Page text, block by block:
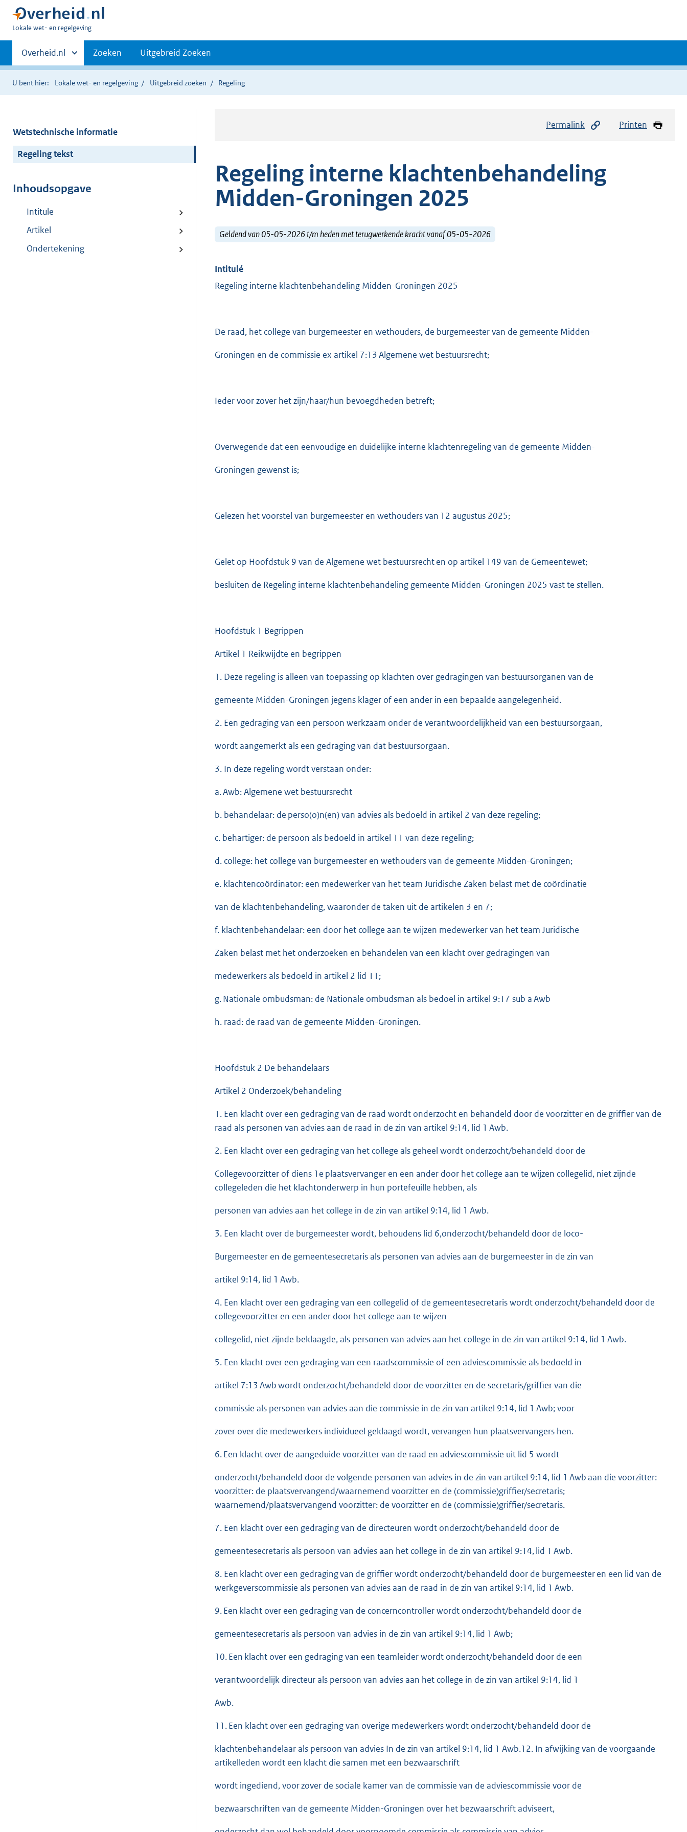
U
hier:
Lokale wet- en regelgeving
Primaire
navigatie
Andere
sites
binnen
Overheid.nl Zoeken Uitgebreid Zoeken
U bent hier: Lokale wet- en regelgeving Uitgebreid zoeken Regeling
Wetstechnische informatie
Regeling tekst
Inhoudsopgave
Intitule
Artikel
Ondertekening
Permalink Printen
Regeling interne klachtenbehandeling
Midden-Groningen 2025
Geldend van 05-05-2026 t/m heden met terugwerkende kracht vanaf 05-05-2026
Intitulé
Regeling interne klachtenbehandeling Midden-Groningen 2025
De raad, het college van burgemeester en wethouders, de burgemeester van de gemeente Midden-
Groningen en de commissie ex artikel 7:13 Algemene wet bestuursrecht;
Ieder voor zover het zijn/haar/hun bevoegdheden betreft;
Overwegende dat een eenvoudige en duidelijke interne klachtenregeling van de gemeente Midden-
Groningen gewenst is;
Gelezen het voorstel van burgemeester en wethouders van 12 augustus 2025;
Gelet op Hoofdstuk 9 van de Algemene wet bestuursrecht en op artikel 149 van de Gemeentewet;
besluiten de Regeling interne klachtenbehandeling gemeente Midden-Groningen 2025 vast te stellen.
Hoofdstuk 1 Begrippen
Artikel 1 Reikwijdte en begrippen
1. Deze regeling is alleen van toepassing op klachten over gedragingen van bestuursorganen van de
gemeente Midden-Groningen jegens klager of een ander in een bepaalde aangelegenheid.
2. Een gedraging van een persoon werkzaam onder de verantwoordelijkheid van een bestuursorgaan,
wordt aangemerkt als een gedraging van dat bestuursorgaan.
3. In deze regeling wordt verstaan onder:
a. Awb: Algemene wet bestuursrecht
b. behandelaar: de perso(o)n(en) van advies als bedoeld in artikel 2 van deze regeling;
c. behartiger: de persoon als bedoeld in artikel 11 van deze regeling;
d. college: het college van burgemeester en wethouders van de gemeente Midden-Groningen;
e. klachtencoördinator: een medewerker van het team Juridische Zaken belast met de coördinatie
van de klachtenbehandeling, waaronder de taken uit de artikelen 3 en 7;
f. klachtenbehandelaar: een door het college aan te wijzen medewerker van het team Juridische
Zaken belast met het onderzoeken en behandelen van een klacht over gedragingen van
medewerkers als bedoeld in artikel 2 lid 11;
g. Nationale ombudsman: de Nationale ombudsman als bedoel in artikel 9:17 sub a Awb
h. raad: de raad van de gemeente Midden-Groningen.
Hoofdstuk 2 De behandelaars
Artikel 2 Onderzoek/behandeling
1. Een klacht over een gedraging van de raad wordt onderzocht en behandeld door de voorzitter en de griffier van de
raad als personen van advies aan de raad in de zin van artikel 9:14, lid 1 Awb.
2. Een klacht over een gedraging van het college als geheel wordt onderzocht/behandeld door de
Collegevoorzitter of diens 1e plaatsvervanger en een ander door het college aan te wijzen collegelid, niet zijnde
collegeleden die het klachtonderwerp in hun portefeuille hebben, als
personen van advies aan het college in de zin van artikel 9:14, lid 1 Awb.
3. Een klacht over de burgemeester wordt, behoudens lid 6,onderzocht/behandeld door de loco-
Burgemeester en de gemeentesecretaris als personen van advies aan de burgemeester in de zin van
artikel 9:14, lid 1 Awb.
4. Een klacht over een gedraging van een collegelid of de gemeentesecretaris wordt onderzocht/behandeld door de
collegevoorzitter en een ander door het college aan te wijzen
collegelid, niet zijnde beklaagde, als personen van advies aan het college in de zin van artikel 9:14, lid 1 Awb.
5. Een klacht over een gedraging van een raadscommissie of een adviescommissie als bedoeld in
artikel 7:13 Awb wordt onderzocht/behandeld door de voorzitter en de secretaris/griffier van die
commissie als personen van advies aan die commissie in de zin van artikel 9:14, lid 1 Awb; voor
zover over die medewerkers individueel geklaagd wordt, vervangen hun plaatsvervangers hen.
6. Een klacht over de aangeduide voorzitter van de raad en adviescommissie uit lid 5 wordt
onderzocht/behandeld door de volgende personen van advies in de zin van artikel 9:14, lid 1 Awb aan die voorzitter:
voorzitter: de plaatsvervangend/waarnemend voorzitter en de (commissie)griffier/secretaris;
waarnemend/plaatsvervangend voorzitter: de voorzitter en de (commissie)griffier/secretaris.
7. Een klacht over een gedraging van de directeuren wordt onderzocht/behandeld door de
gemeentesecretaris als persoon van advies aan het college in de zin van artikel 9:14, lid 1 Awb.
8. Een klacht over een gedraging van de griffier wordt onderzocht/behandeld door de burgemeester en een lid van de
werkgeverscommissie als personen van advies aan de raad in de zin van artikel 9:14, lid 1 Awb.
9. Een klacht over een gedraging van de concerncontroller wordt onderzocht/behandeld door de
gemeentesecretaris als persoon van advies in de zin van artikel 9:14, lid 1 Awb;
10. Een klacht over een gedraging van een teamleider wordt onderzocht/behandeld door de een
verantwoordelijk directeur als persoon van advies aan het college in de zin van artikel 9:14, lid 1
Awb.
11. Een klacht over een gedraging van overige medewerkers wordt onderzocht/behandeld door de
klachtenbehandelaar als persoon van advies In de zin van artikel 9:14, lid 1 Awb.12. In afwijking van de voorgaande
artikelleden wordt een klacht die samen met een bezwaarschrift
wordt ingediend, voor zover de sociale kamer van de commissie van de adviescommissie voor de
bezwaarschriften van de gemeente Midden-Groningen over het bezwaarschrift adviseert,